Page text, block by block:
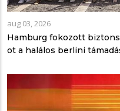
aug 03, 2026
Hamburg fokozott
ot a halálos berlini